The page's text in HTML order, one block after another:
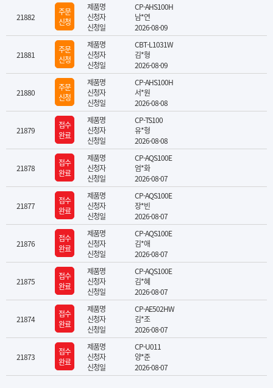
21882
주문
신청
제품명
CP-AHS100H
신청자
남*연
신청일
2026-08-09
21881
주문
신청
제품명
CBT-L1031W
신청자
김*형
신청일
2026-08-09
21880
주문
신청
제품명
CP-AHS100H
신청자
서*원
신청일
2026-08-08
21879
접수
완료
제품명
CP-TS100
신청자
유*형
신청일
2026-08-08
21878
접수
완료
제품명
CP-AQS100E
신청자
엄*화
신청일
2026-08-07
21877
접수
완료
제품명
CP-AQS100E
신청자
장*빈
신청일
2026-08-07
21876
접수
완료
제품명
CP-AQS100E
신청자
김*애
신청일
2026-08-07
21875
접수
완료
제품명
CP-AQS100E
신청자
김*혜
신청일
2026-08-07
21874
접수
완료
제품명
CP-AE502HW
신청자
김*조
신청일
2026-08-07
21873
접수
완료
제품명
CP-U011
신청자
양*준
신청일
2026-08-07